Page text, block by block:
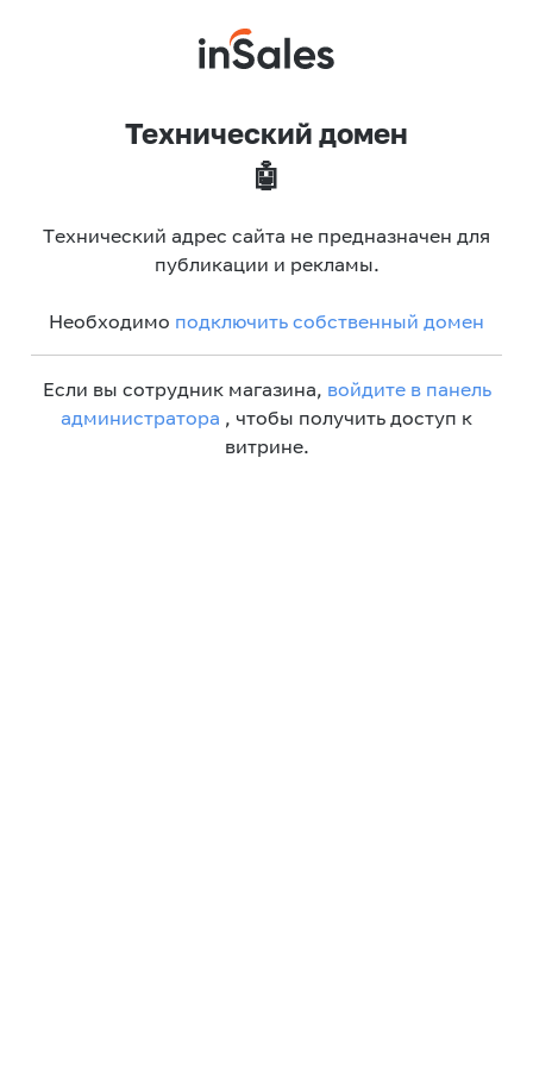
Технический домен
🤖
Технический адрес сайта не предназначен для
публикации и рекламы.
Необходимо подключить собственный домен
Если вы сотрудник магазина, войдите в панель
администратора , чтобы получить доступ к
витрине.